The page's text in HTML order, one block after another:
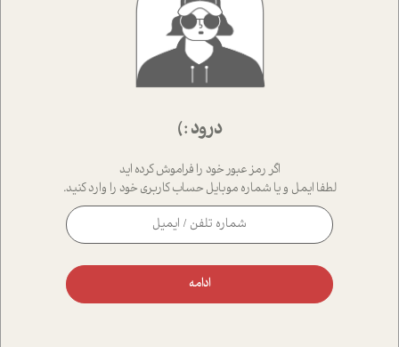
درود :)
اگر رمز عبور خود را فراموش کرده اید
لطفا ایمل و یا شماره موبایل حساب کاربری خود را وارد کنید.
ادامه